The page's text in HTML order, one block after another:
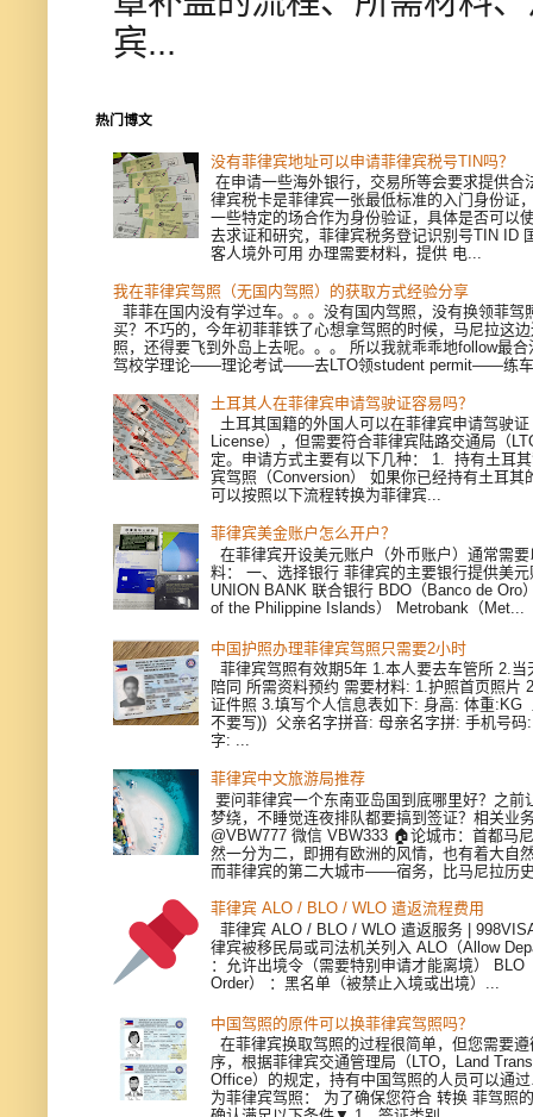
宾...
热门博文
没有菲律宾地址可以申请菲律宾税号TIN吗？
在申请一些海外银行，交易所等会要求提供合
律宾税卡是菲律宾一张最低标准的入门身份证
一些特定的场合作为身份验证，具体是否可以
去求证和研究，菲律宾税务登记识别号TIN ID
客人境外可用 办理需要材料，提供 电...
我在菲律宾驾照（无国内驾照）的获取方式经验分享
菲菲在国内没有学过车。。。没有国内驾照，没有换领菲驾
买？不巧的，今年初菲菲铁了心想拿驾照的时候，马尼拉这
照，还得要飞到外岛上去呢。。。 所以我就乖乖地follow最
驾校学理论——理论考试——去LTO领student permit——练
土耳其人在菲律宾申请驾驶证容易吗？
土耳其国籍的外国人可以在菲律宾申请驾驶证
License），但需要符合菲律宾陆路交通局（
定。申请方式主要有以下几种： 1. 持有土耳
宾驾照（Conversion） 如果你已经持有土耳其
可以按照以下流程转换为菲律宾...
菲律宾美金账户怎么开户？
在菲律宾开设美元账户（外币账户）通常需
料： 一、选择银行 菲律宾的主要银行提供美
UNION BANK 联合银行 BDO（Banco de Oro
of the Philippine Islands） Metrobank（Met...
中国护照办理菲律宾驾照只需要2小时
菲律宾驾照有效期5年 1.本人要去车管所 2.当
陪同 所需资料预约 需要材料: 1.护照首页照片
证件照 3.填写个人信息表如下: 身高: 体重:KG
不要写)) 父亲名字拼音: 母亲名字拼: 手机号码
字: ...
菲律宾中文旅游局推荐
要问菲律宾一个东南亚岛国到底哪里好？之前
梦绕，不睡觉连夜排队都要搞到签证？相关业
@VBW777 微信 VBW333 🏠论城市：首都马
然一分为二，即拥有欧洲的风情，也有着大自
而菲律宾的第二大城市——宿务，比马尼拉历
菲律宾 ALO / BLO / WLO 遣返流程费用
菲律宾 ALO / BLO / WLO 遣返服务 |
律宾被移民局或司法机关列入 ALO（Allow
：允许出境令（需要特别申请才能离境） BLO
Order） ：黑名单（被禁止入境或出境）...
中国驾照的原件可以换菲律宾驾照吗？
在菲律宾换取驾照的过程很简单，但您需要
序，根据菲律宾交通管理局（LTO，Land
Office）的规定，持有中国驾照的人员可以通
为菲律宾驾照： 为了确保您符合 转换 菲驾照